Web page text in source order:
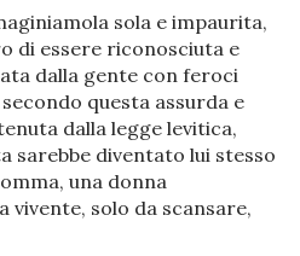
sola e impaurita,
di essere riconosciuta e
dalla gente con feroci
questa assurda e
dalla legge levitica,
sarebbe diventato lui stesso
una donna
vivente, solo da scansare,